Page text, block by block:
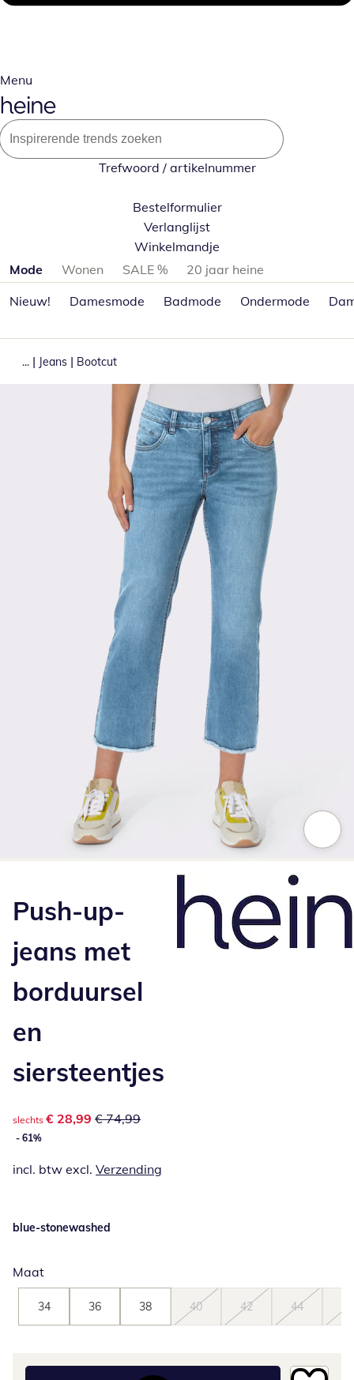
Menu
Trefwoord / artikelnummer
Bestelformulier
Verlanglijst
Winkelmandje
Productcategorieën overslaan
Mode Wonen SALE %
20 jaar heine
Nieuw!
Damesmode Badmode Ondermode
... | Jeans | Bootcut
Push-up-
jeans met
borduursel
en
siersteentjes
kortingsprijs: € 28,99, vorige prijs: € 74,99
slechts € 28,99 € 74,99
- 61%
incl. btw excl. Verzending
blue-stonewashed
Maat
34 36 38 40 42 44